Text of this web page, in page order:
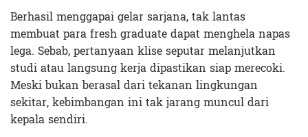
Berhasil menggapai gelar sarjana, tak lantas
membuat para fresh graduate dapat menghela napas
lega. Sebab, pertanyaan klise seputar melanjutkan
studi atau langsung kerja dipastikan siap merecoki.
Meski bukan berasal dari tekanan lingkungan
sekitar, kebimbangan ini tak jarang muncul dari
kepala sendiri.